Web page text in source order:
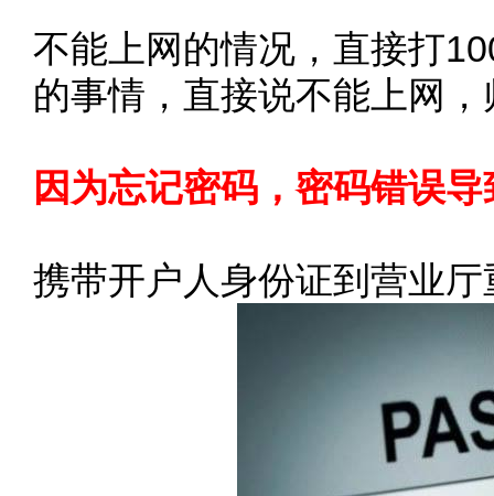
不能上网的情况，直接打
的事情，直接说不能上网
因为忘记密码，密码错误
携带开户人身份证到营业